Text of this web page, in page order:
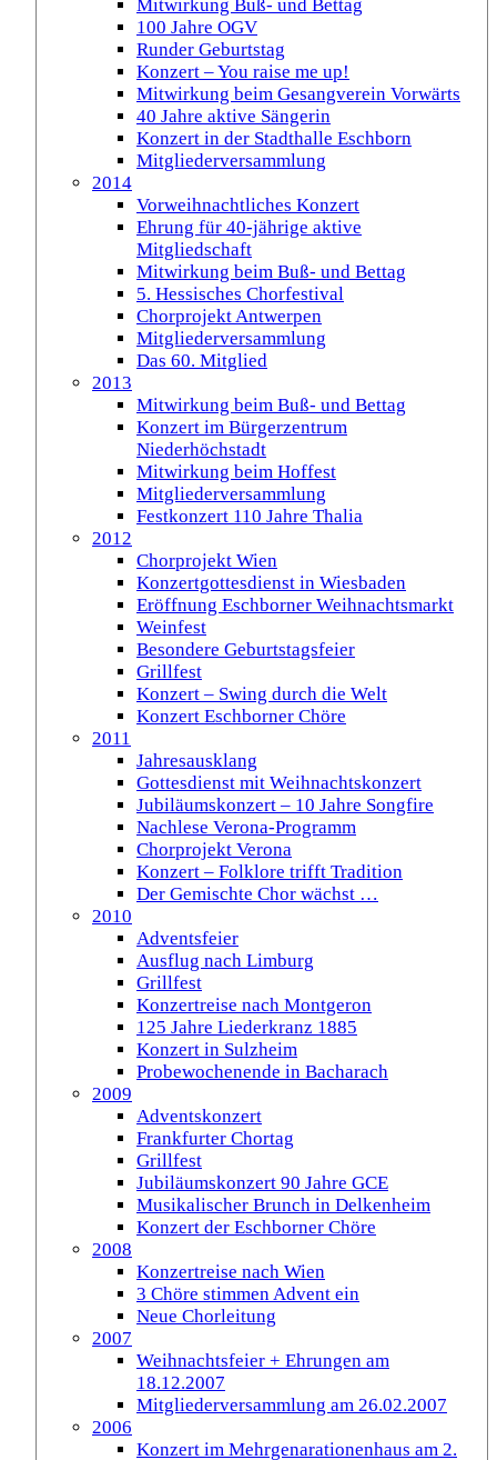
Mitwirkung Buß- und Bettag
100 Jahre OGV
Runder Geburtstag
Konzert – You raise me up!
Mitwirkung beim Gesangverein Vorwärts
40 Jahre aktive Sängerin
Konzert in der Stadthalle Eschborn
Mitgliederversammlung
2014
Vorweihnachtliches Konzert
Ehrung für 40-jährige aktive
Mitgliedschaft
Mitwirkung beim Buß- und Bettag
5. Hessisches Chorfestival
Chorprojekt Antwerpen
Mitgliederversammlung
Das 60. Mitglied
2013
Mitwirkung beim Buß- und Bettag
Konzert im Bürgerzentrum
Niederhöchstadt
Mitwirkung beim Hoffest
Mitgliederversammlung
Festkonzert 110 Jahre Thalia
2012
Chorprojekt Wien
Konzertgottesdienst in Wiesbaden
Eröffnung Eschborner Weihnachtsmarkt
Weinfest
Besondere Geburtstagsfeier
Grillfest
Konzert – Swing durch die Welt
Konzert Eschborner Chöre
2011
Jahresausklang
Gottesdienst mit Weihnachtskonzert
Jubiläumskonzert – 10 Jahre Songfire
Nachlese Verona-Programm
Chorprojekt Verona
Konzert – Folklore trifft Tradition
Der Gemischte Chor wächst …
2010
Adventsfeier
Ausflug nach Limburg
Grillfest
Konzertreise nach Montgeron
125 Jahre Liederkranz 1885
Konzert in Sulzheim
Probewochenende in Bacharach
2009
Adventskonzert
Frankfurter Chortag
Grillfest
Jubiläumskonzert 90 Jahre GCE
Musikalischer Brunch in Delkenheim
Konzert der Eschborner Chöre
2008
Konzertreise nach Wien
3 Chöre stimmen Advent ein
Neue Chorleitung
2007
Weihnachtsfeier + Ehrungen am
18.12.2007
Mitgliederversammlung am 26.02.2007
2006
Konzert im Mehrgenarationenhaus am 2.